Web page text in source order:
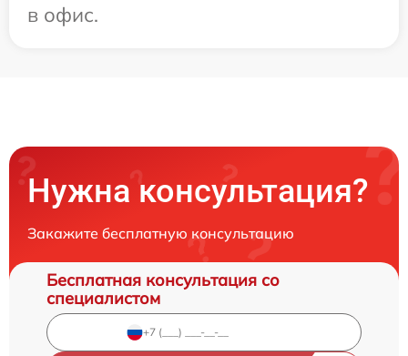
в офис.
Нужна консультация?
Закажите бесплатную консультацию
Бесплатная консультация со
специалистом